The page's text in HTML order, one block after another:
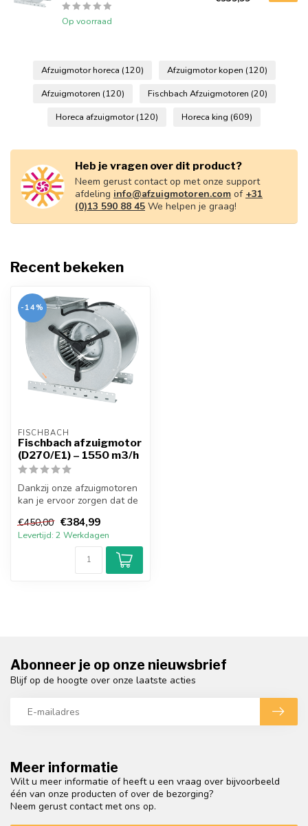
Op voorraad
Afzuigmotor horeca (120) Afzuigmotor kopen (120)
Afzuigmotoren (120) Fischbach Afzuigmotoren (20)
Horeca afzuigmotor(120) Horeca king (609)
Heb je vragen over dit product?
Neem gerust contact op met onze support
afdeling info@afzuigmotoren.com of +31
(0)13 590 88 45 We helpen je graag!
Recent bekeken
-14%
FISCHBACH
Fischbach afzuigmotor
(D270/E1) – 1550 m3/h
Dankzij onze afzuigmotoren
kan je ervoor zorgen dat de
€450,00 €384,99
Levertijd: 2 Werkdagen
Meer informatie
Wilt u meer informatie of heeft u een vraag over bijvoorbeeld
één van onze producten of over de bezorging?
Neem gerust contact met ons op.
Abonneer je op onze nieuwsbrief
Blijf op de hoogte over onze laatste acties